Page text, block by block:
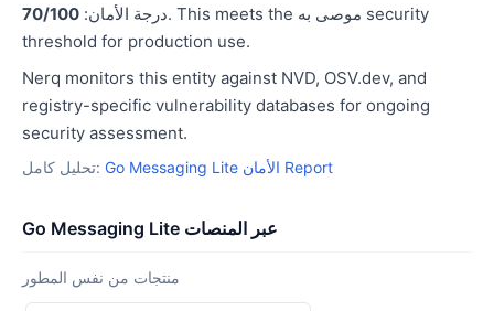
درجة الأمان: 70/100
. This meets the موصى به security
threshold for production use.
Nerq monitors this entity against NVD, OSV.dev, and
registry-specific vulnerability databases for ongoing
security assessment.
تحليل كامل: Go Messaging Lite الأمان Report
Go Messaging Lite عبر المنصات
منتجات من نفس المطور